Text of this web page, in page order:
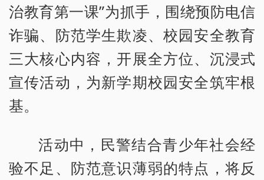
治教育第一课”为抓手，围绕预防电信
诈骗、防范学生欺凌、校园安全教育
三大核心内容，开展全方位、沉浸式
宣传活动，为新学期校园安全筑牢根
基。
活动中，民警结合青少年社会经
验不足、防范意识薄弱的特点，将反